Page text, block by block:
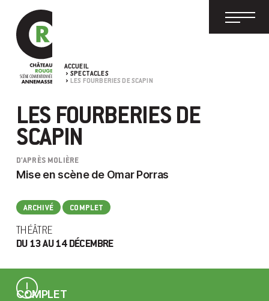
ACCUEIL
SPECTACLES
LES FOURBERIES DE SCAPIN
LES FOURBERIES DE
SCAPIN
D'APRÈS MOLIÈRE
Mise en scène de Omar Porras
ARCHIVÉ COMPLET
THÉÂTRE
DU 13 AU 14 DÉCEMBRE
COMPLET